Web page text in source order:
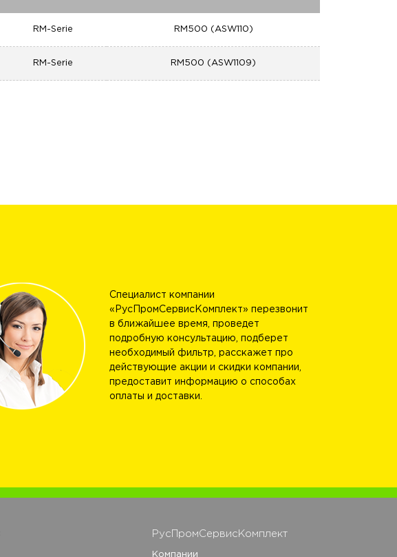
RM-Serie RM500 (ASW110)
RM-Serie RM500 (ASW1109)
Специалист компании
«РусПромСервисКомплект» перезвонит
в ближайшее время, проведет
подробную консультацию, подберет
необходимый фильтр, расскажет про
действующие акции и скидки компании,
предоставит информацию о способах
оплаты и доставки.
РусПромСервисКомплект
Компании